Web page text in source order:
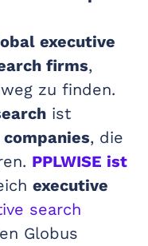
executive
firms,
zu finden.
ist
, die
PPLWISE ist
executive
search
Globus